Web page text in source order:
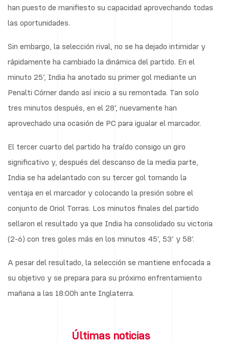
han puesto de manifiesto su capacidad aprovechando todas
las oportunidades.
Sin embargo, la selección rival, no se ha dejado intimidar y
rápidamente ha cambiado la dinámica del partido. En el
minuto 25’, India ha anotado su primer gol mediante un
Penalti Córner dando así inicio a su remontada. Tan solo
tres minutos después, en el 28’, nuevamente han
aprovechado una ocasión de PC para igualar el marcador.
El tercer cuarto del partido ha traído consigo un giro
significativo y, después del descanso de la media parte,
India se ha adelantado con su tercer gol tomando la
ventaja en el marcador y colocando la presión sobre el
conjunto de Oriol Torras. Los minutos finales del partido
sellaron el resultado ya que India ha consolidado su victoria
(2-6) con tres goles más en los minutos 45’, 53’ y 58’.
A pesar del resultado, la selección se mantiene enfocada a
su objetivo y se prepara para su próximo enfrentamiento
mañana a las 18:00h ante Inglaterra.
Últimas noticias